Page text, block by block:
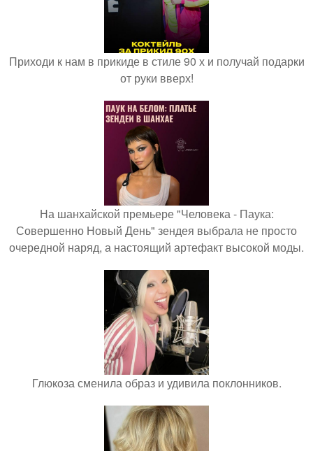
Приходи к нам в прикиде в стиле 90 х и получай подарки
от руки вверх!
На шанхайской премьере "Человека - Паука:
Совершенно Новый День" зендея выбрала не просто
очередной наряд, а настоящий артефакт высокой моды.
Глюкоза сменила образ и удивила поклонников.